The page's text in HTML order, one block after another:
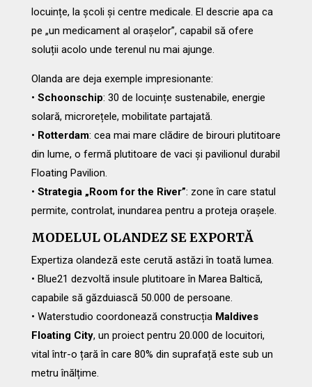
locuințe, la școli și centre medicale. El descrie apa ca
pe „un medicament al orașelor”, capabil să ofere
soluții acolo unde terenul nu mai ajunge.
Olanda are deja exemple impresionante:
• Schoonschip: 30 de locuințe sustenabile, energie
solară, microrețele, mobilitate partajată.
• Rotterdam: cea mai mare clădire de birouri plutitoare
din lume, o fermă plutitoare de vaci și pavilionul durabil
Floating Pavilion.
• Strategia „Room for the River”: zone în care statul
permite, controlat, inundarea pentru a proteja orașele.
MODELUL OLANDEZ SE EXPORTĂ
Expertiza olandeză este cerută astăzi în toată lumea.
• Blue21 dezvoltă insule plutitoare în Marea Baltică,
capabile să găzduiască 50.000 de persoane.
• Waterstudio coordonează construcția Maldives
Floating City, un proiect pentru 20.000 de locuitori,
vital într-o țară în care 80% din suprafață este sub un
metru înălțime.